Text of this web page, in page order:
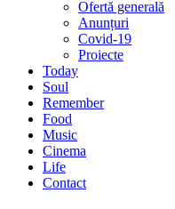
Ofertă generală
Anunțuri
Covid-19
Proiecte
Today
Soul
Remember
Food
Music
Cinema
Life
Contact